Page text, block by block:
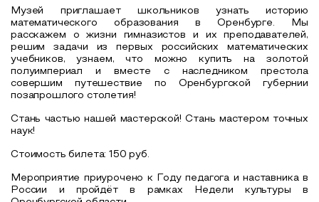
Музей приглашает школьников узнать историю
математического образования в Оренбурге. Мы
расскажем о жизни гимназистов и их преподавателей,
решим задачи из первых российских математических
учебников, узнаем, что можно купить на золотой
полуимпериал и вместе с наследником престола
совершим путешествие по Оренбургской губернии
позапрошлого столетия!
Стань частью нашей мастерской! Стань мастером точных
наук!
Стоимость билета: 150 руб.
Мероприятие приурочено к Году педагога и наставника в
России и пройдёт в рамках Недели культуры в